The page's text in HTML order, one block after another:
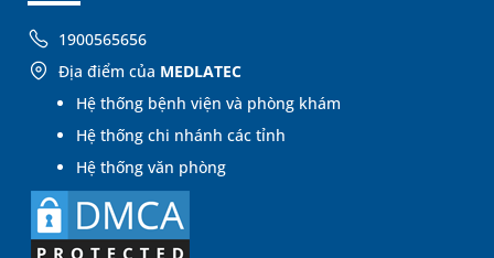
1900565656
Địa điểm của MEDLATEC
Hệ thống bệnh viện và phòng khám
Hệ thống chi nhánh các tỉnh
Hệ thống văn phòng